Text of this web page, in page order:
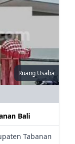
Ruang Usaha
Bali
Tabanan